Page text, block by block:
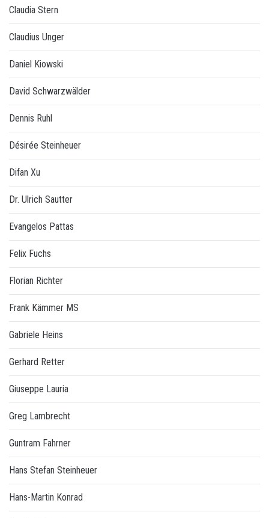
Claudia Stern
Claudius Unger
Daniel Kiowski
David Schwarzwälder
Dennis Ruhl
Désirée Steinheuer
Difan Xu
Dr. Ulrich Sautter
Evangelos Pattas
Felix Fuchs
Florian Richter
Frank Kämmer MS
Gabriele Heins
Gerhard Retter
Giuseppe Lauria
Greg Lambrecht
Guntram Fahrner
Hans Stefan Steinheuer
Hans-Martin Konrad